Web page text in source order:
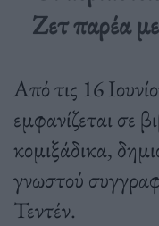
Ζετ παρέα
Από τις 16
εμφανίζεται σε
κομιξάδικα,
γνωστού
Τεντέν.